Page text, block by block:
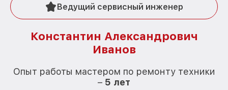
Ведущий сервисный инженер
Константин Александрович
Иванов
Опыт работы мастером по ремонту техники
– 5 лет